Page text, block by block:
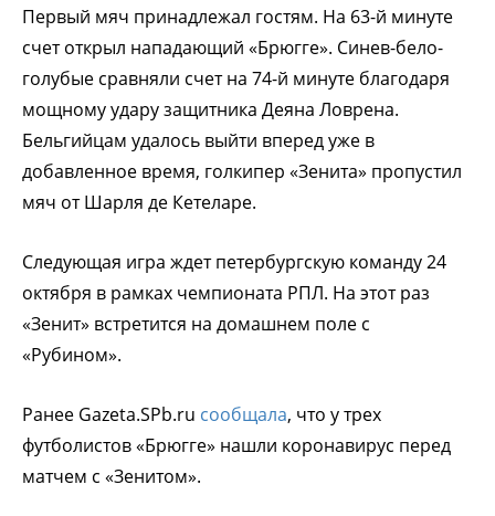
Первый мяч принадлежал гостям. На 63-й минуте
счет открыл нападающий «Брюгге». Синев-бело-
голубые сравняли счет на 74-й минуте благодаря
мощному удару защитника Деяна Ловрена.
Бельгийцам удалось выйти вперед уже в
добавленное время, голкипер «Зенита» пропустил
мяч от Шарля де Кетеларе.
Следующая игра ждет петербургскую команду 24
октября в рамках чемпионата РПЛ. На этот раз
«Зенит» встретится на домашнем поле с
«Рубином».
Ранее Gazeta.SPb.ru сообщала, что у трех
футболистов «Брюгге» нашли коронавирус перед
матчем с «Зенитом».